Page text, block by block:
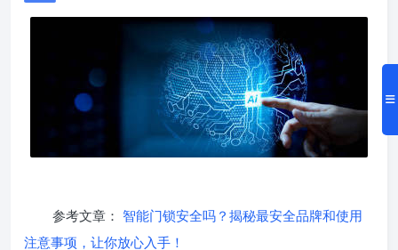
参考文章： 智能门锁安全吗？揭秘最安全品牌和使用
注意事项，让你放心入手！